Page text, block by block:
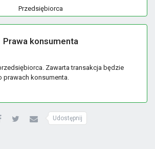
Przedsiębiorca
Prawa konsumenta
Zawarta transakcja będzie
prawach konsumenta.
Udostępnij